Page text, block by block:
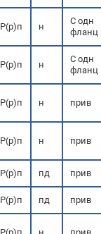
Р(р)п н
С одн
фланц
Р(р)п н
С одн
фланц
Р(р)п н прив
Р(р)п н прив
Р(р)п пд прив
Р(р)п пд прив